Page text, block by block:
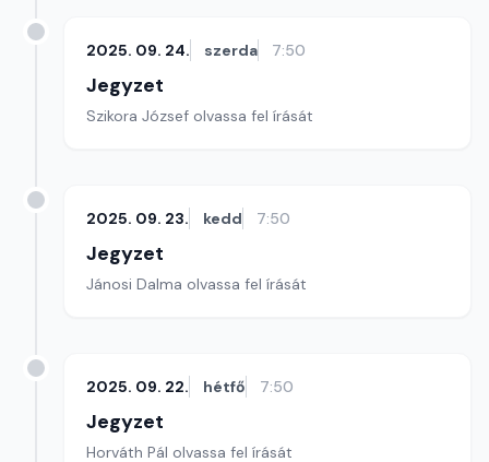
2025. 09. 24. szerda 7:50
Jegyzet
Szikora József olvassa fel írását
2025. 09. 23. kedd 7:50
Jegyzet
Jánosi Dalma olvassa fel írását
2025. 09. 22. hétfő 7:50
Jegyzet
Horváth Pál olvassa fel írását